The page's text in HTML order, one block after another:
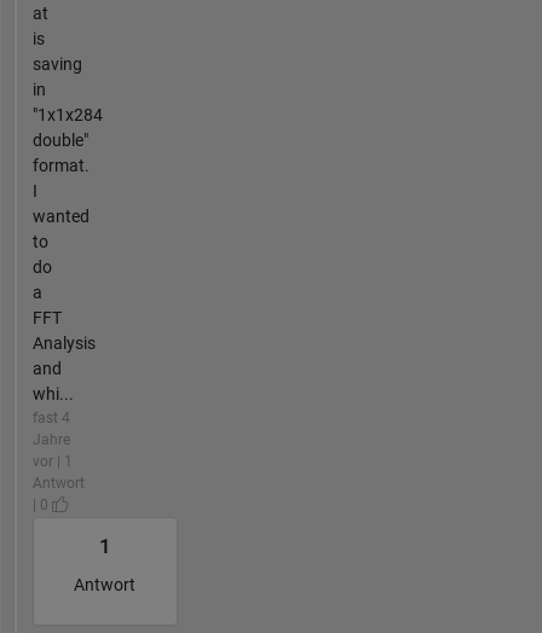
at
is
saving
in
"1x1x284
double"
format.
I
wanted
to
do
a
FFT
Analysis
and
whi...
fast 4
Jahre
vor | 1
Antwort
| 0
1
Antwort